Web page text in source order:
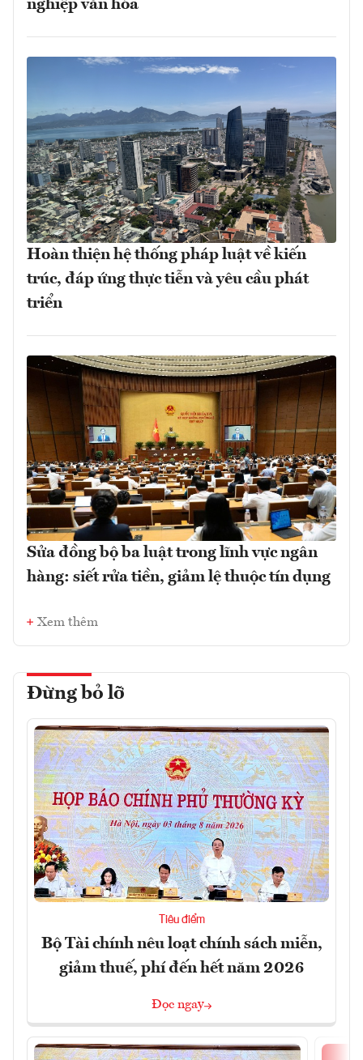
nghiệp văn hóa
Hoàn thiện hệ thống pháp luật về kiến
trúc, đáp ứng thực tiễn và yêu cầu phát
triển
Sửa đồng bộ ba luật trong lĩnh vực ngân
hàng: siết rửa tiền, giảm lệ thuộc tín dụng
Xem thêm
Đừng bỏ lỡ
Tiêu điểm
Bộ Tài chính nêu loạt chính sách miễn,
giảm thuế, phí đến hết năm 2026
Đọc ngay